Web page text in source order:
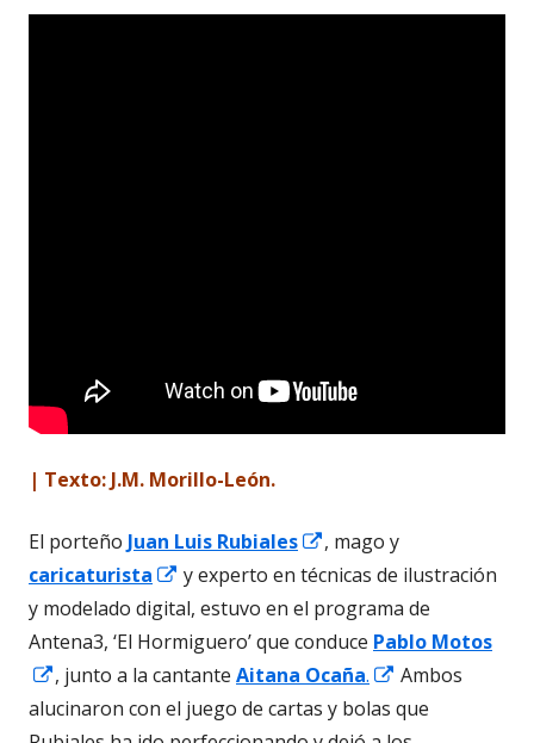
| Texto: J.M. Morillo-León.
El porteño Juan Luis Rubiales
Abrir
en
una
ventana
nueva
, mago y
caricaturista
Abrir
en
una
ventana
nueva
y experto en técnicas de ilustración
y modelado digital, estuvo en el programa de
Antena3, ‘El Hormiguero’ que conduce Pablo Motos
Abrir
en
, junto a la cantante Aitana Ocaña.
Abrir
en
Ambos
alucinaron con el juego de cartas y bolas que